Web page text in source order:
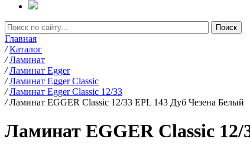
Главная
/ Каталог
/ Ламинат
/ Ламинат Egger
/ Ламинат Egger Classic
/ Ламинат Egger Classic 12/33
/ Ламинат EGGER Classic 12/33 EPL 143 Дуб Чезена Белый
Ламинат EGGER Classic